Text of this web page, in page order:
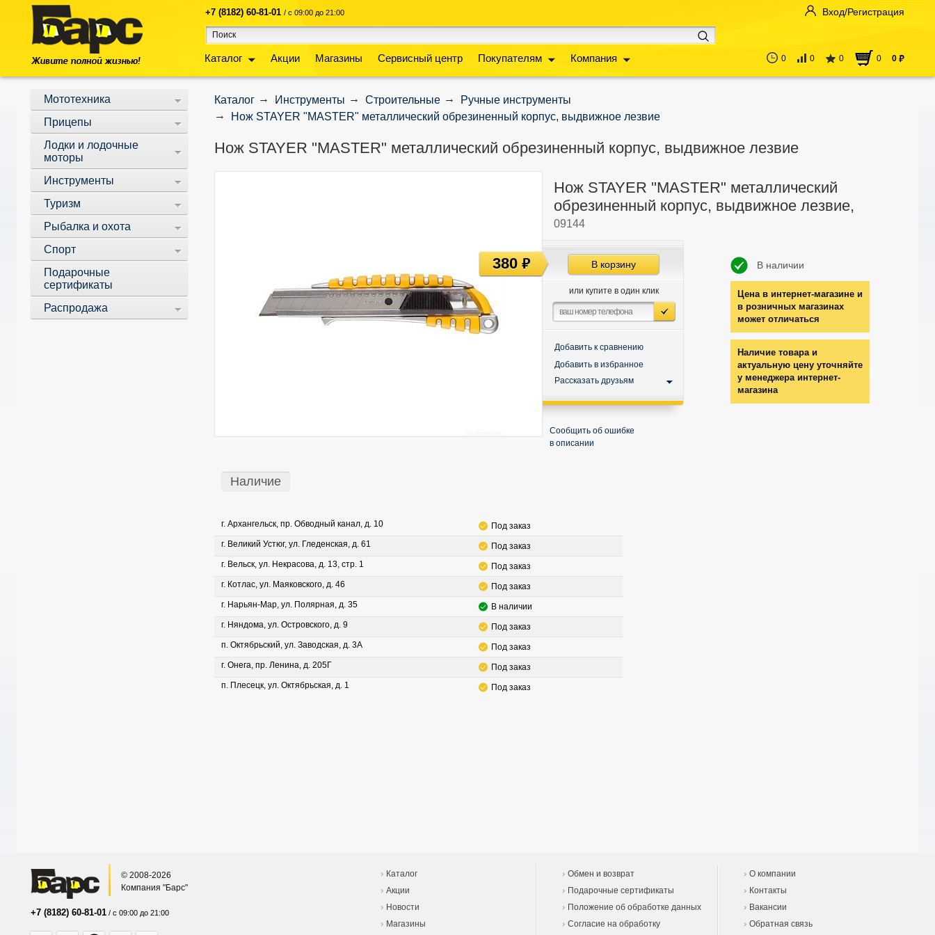
+7 (8182) 60-81-01 / с 09:00 до 21:00
Каталог Акции Магазины Сервисный центр Покупателям Компания
Вход/Регистрация
0 0 0 0 0 руб
Мототехника
Прицепы
Лодки и лодочные
моторы
Инструменты
Туризм
Рыбалка и охота
Спорт
Подарочные
сертификаты
Распродажа
Каталог Инструменты Строительные
Ручные инструменты
Нож STAYER "MASTER" металлический обрезиненный корпус, выдвижное лезвие
Нож STAYER "MASTER" металлический обрезиненный корпус, выдвижное лезвие
Нож STAYER "MASTER" металлический
обрезиненный корпус, выдвижное лезвие,
09144
В наличии
Цена в интернет-магазине и
в розничных магазинах
может отличаться
Наличие товара и
актуальную цену уточняйте
у менеджера интернет-
магазина
В корзину
или купите в один клик
Добавить к сравнению
Добавить в избранное
Рассказать друзьям
Сообщить об ошибке
в описании
380руб
Наличие
г. Архангельск, пр. Обводный канал, д. 10
Под заказ
г. Великий Устюг, ул. Гледенская, д. 61
Под заказ
г. Вельск, ул. Некрасова, д. 13, стр. 1
Под заказ
г. Котлас, ул. Маяковского, д. 46
Под заказ
г. Нарьян-Мар, ул. Полярная, д. 35
В наличии
г. Няндома, ул. Островского, д. 9
Под заказ
п. Октябрьский, ул. Заводская, д. 3А
Под заказ
г. Онега, пр. Ленина, д. 205Г
Под заказ
п. Плесецк, ул. Октябрьская, д. 1
Под заказ
© 2008-2026
Компания "Барс"
+7 (8182) 60-81-01 / с 09:00 до 21:00
Каталог
Акции
Новости
Магазины
Обмен и возврат
Подарочные сертификаты
Положение об обработке данных
Согласие на обработку
О компании
Контакты
Вакансии
Обратная связь